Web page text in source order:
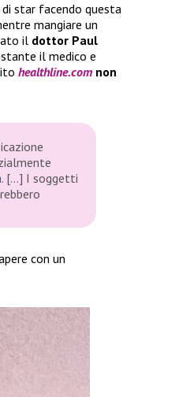
star facendo questa
mangiare un
il dottor Paul
il medico e
healthline.com non
[…] I soggetti
con un